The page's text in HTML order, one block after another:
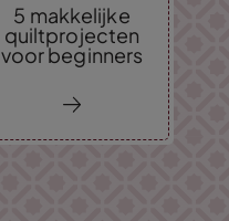
5 makkelijke
quiltprojecten
voor beginners